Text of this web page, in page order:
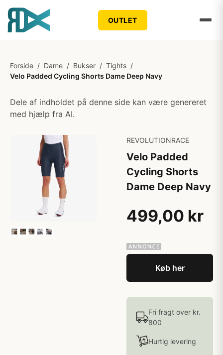
OUTLET
Forside / Dame / Bukser / Tights /
Velo Padded Cycling Shorts Dame Deep Navy
Dele af indholdet på denne side kan være genereret
med hjælp fra AI.
REVOLUTIONRACE
Velo Padded
Cycling Shorts
Dame Deep Navy
499,00 kr
Køb her
Fri fragt over kr.
800
Hurtig levering